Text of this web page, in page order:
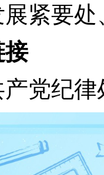
紧要
接
党纪